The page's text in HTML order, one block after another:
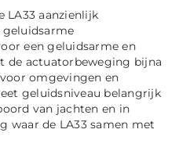
LA33 aanzienlijk
een geluidsarme en
de actuatorbeweging bijna
omgevingen en
geluidsniveau belangrijk
van jachten en in
waar de LA33 samen met